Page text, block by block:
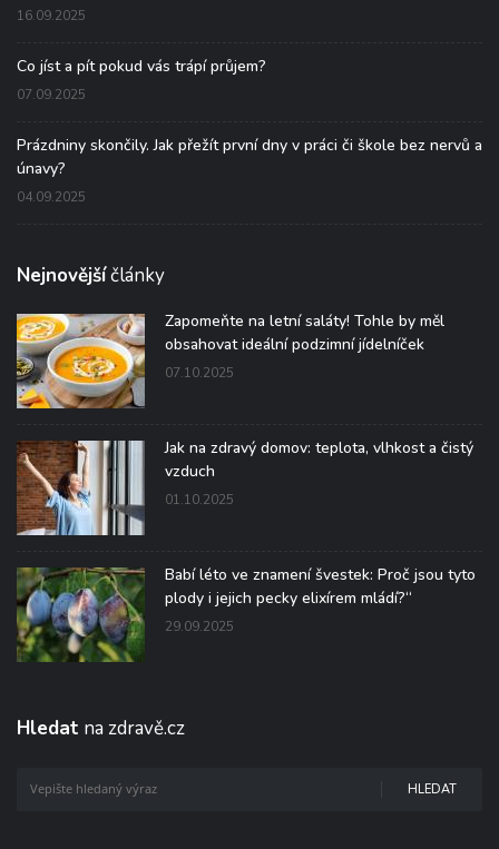
16.09.2025
Co jíst a pít pokud vás trápí průjem?
07.09.2025
Prázdniny skončily. Jak přežít první dny v práci či škole bez nervů a
únavy?
04.09.2025
Nejnovějšíčlánky
Zapomeňte na letní saláty! Tohle by měl
obsahovat ideální podzimní jídelníček
07.10.2025
Jak na zdravý domov: teplota, vlhkost a čistý
vzduch
01.10.2025
Babí léto ve znamení švestek: Proč jsou tyto
plody i jejich pecky elixírem mládí?“
29.09.2025
Hledat na zdravě.cz
HLEDAT